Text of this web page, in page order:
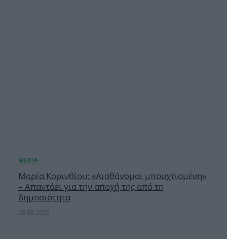
Μαρία Κορινθίου: «Αισθάνομαι μπουχτισμένη»
– Απαντάει για την αποχή της από τη
δημοσιότητα
06.08.2026